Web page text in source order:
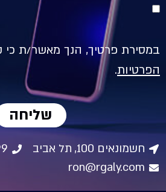
במסירת פרטיך, הנך מאשר/ת
הפרטיות.
שליחה
חשמונאים 100, תל אביב
ron@rgaly.com